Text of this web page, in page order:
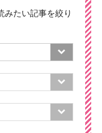
みたい記事を絞り